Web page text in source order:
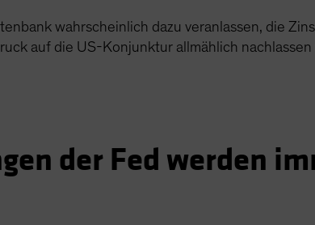
wahrscheinlich dazu veranlassen, die
auf die US-Konjunktur allmählich
der Fed werden